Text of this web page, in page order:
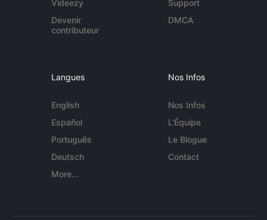
Videezy
Devenir
contributeur
Support
DMCA
Langues
English
Español
Português
Deutsch
More...
Nos Infos
Nos Infos
L'Équipe
Le Blogue
Contact